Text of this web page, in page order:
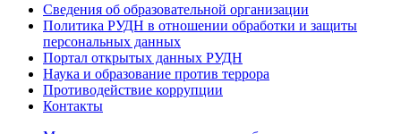
Сведения об образовательной организации
Политика РУДН в отношении обработки и защиты
персональных данных
Портал открытых данных РУДН
Наука и образование против террора
Противодействие коррупции
Контакты